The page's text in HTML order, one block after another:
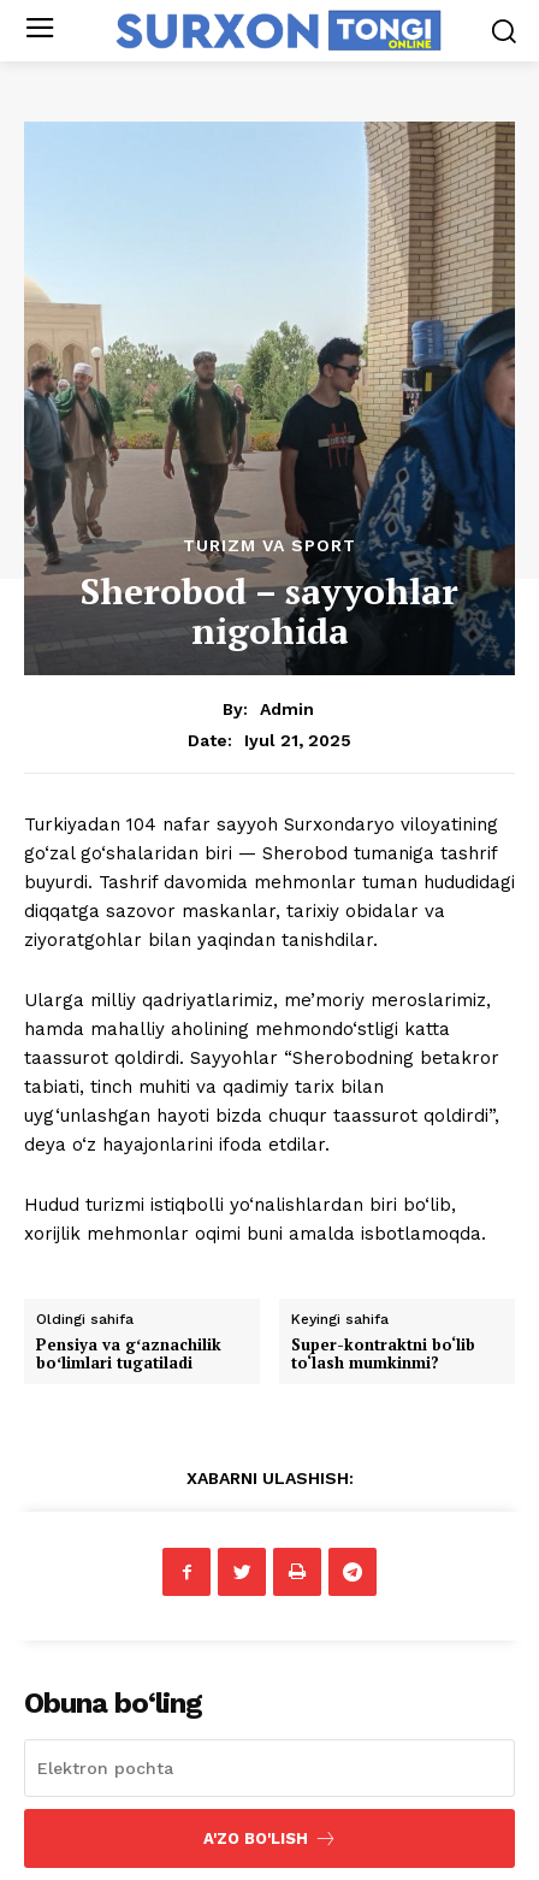
TURIZM VA SPORT
Sherobod – sayyohlar
nigohida
By:
Admin
Date:
Iyul 21, 2025
Turkiyadan 104 nafar sayyoh Surxondaryo viloyatining
go‘zal go‘shalaridan biri — Sherobod tumaniga tashrif
buyurdi. Tashrif davomida mehmonlar tuman hududidagi
diqqatga sazovor maskanlar, tarixiy obidalar va
ziyoratgohlar bilan yaqindan tanishdilar.
Ularga milliy qadriyatlarimiz, me’moriy meroslarimiz,
hamda mahalliy aholining mehmondo‘stligi katta
taassurot qoldirdi. Sayyohlar “Sherobodning betakror
tabiati, tinch muhiti va qadimiy tarix bilan
uyg‘unlashgan hayoti bizda chuqur taassurot qoldirdi”,
deya o‘z hayajonlarini ifoda etdilar.
Hudud turizmi istiqbolli yo‘nalishlardan biri bo‘lib,
xorijlik mehmonlar oqimi buni amalda isbotlamoqda.
Oldingi sahifa
Pensiya va gʻaznachilik
boʻlimlari tugatiladi
Keyingi sahifa
Super-kontraktni bo‘lib
to‘lash mumkinmi?
XABARNI ULASHISH:
Obuna bo‘ling
A'ZO BO'LISH